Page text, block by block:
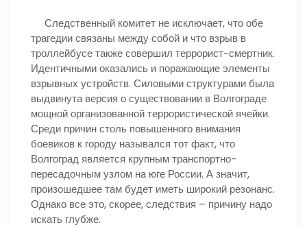
Следственный комитет не исключает, что обе
трагедии связаны между собой и что взрыв в
троллейбусе также совершил террорист-смертник.
Идентичными оказались и поражающие элементы
взрывных устройств. Силовыми структурами была
выдвинута версия о существовании в Волгограде
мощной организованной террористической ячейки.
Среди причин столь повышенного внимания
боевиков к городу назывался тот факт, что
Волгоград является крупным транспортно-
пересадочным узлом на юге России. А значит,
произошедшее там будет иметь широкий резонанс.
Однако все это, скорее, следствия – причину надо
искать глубже.